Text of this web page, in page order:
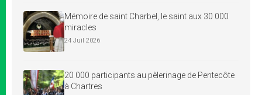
Mémoire de saint Charbel, le saint aux 30 000
miracles
24 Juil 2026
20 000 participants au pèlerinage de Pentecôte
à Chartres